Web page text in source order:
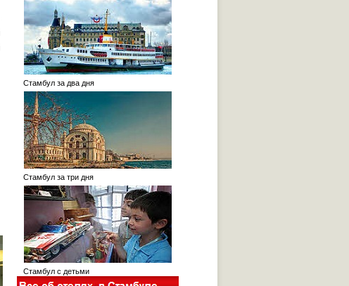
Стамбул за два дня
Стамбул за три дня
Стамбул c детьми